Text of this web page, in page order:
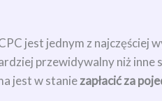
jest jednym z najczęściej
przewidywalny niż inne
jest w staniezapłacić za